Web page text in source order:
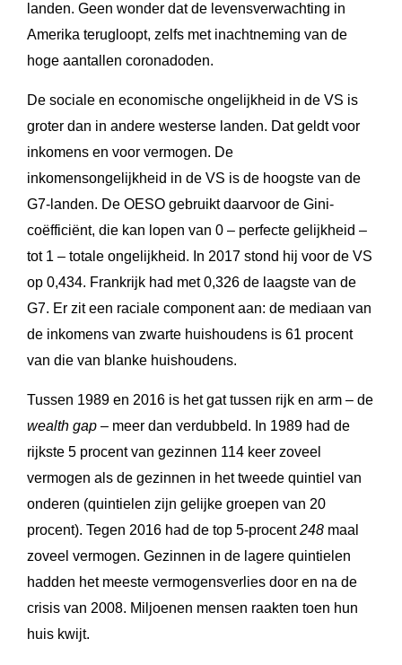
landen. Geen wonder dat de levensverwachting in
Amerika terugloopt, zelfs met inachtneming van de
hoge aantallen coronadoden.
De sociale en economische ongelijkheid in de VS is
groter dan in andere westerse landen. Dat geldt voor
inkomens en voor vermogen. De
inkomensongelijkheid in de VS is de hoogste van de
G7-landen. De OESO gebruikt daarvoor de Gini-
coëfficiënt, die kan lopen van 0 – perfecte gelijkheid –
tot 1 – totale ongelijkheid. In 2017 stond hij voor de VS
op 0,434. Frankrijk had met 0,326 de laagste van de
G7. Er zit een raciale component aan: de mediaan van
de inkomens van zwarte huishoudens is 61 procent
van die van blanke huishoudens.
Tussen 1989 en 2016 is het gat tussen rijk en arm – de
wealth gap – meer dan verdubbeld. In 1989 had de
rijkste 5 procent van gezinnen 114 keer zoveel
vermogen als de gezinnen in het tweede quintiel van
onderen (quintielen zijn gelijke groepen van 20
procent). Tegen 2016 had de top 5-procent248 maal
zoveel vermogen. Gezinnen in de lagere quintielen
hadden het meeste vermogensverlies door en na de
crisis van 2008. Miljoenen mensen raakten toen hun
huis kwijt.